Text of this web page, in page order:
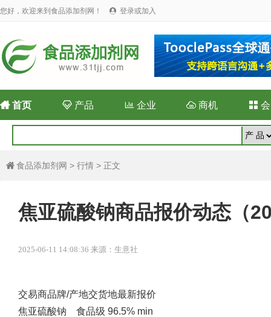
您好，欢迎来到食品添加剂网！  登录或加入
首页 产品 企业  商机 
 食品添加剂网 > 行情 > 正文
焦亚硫酸钠商品报价动态（
2025-06-11 14:08:36 来源：生意社
交易商品牌/产地交货地最新报价
焦亚硫酸钠 食品级 96.5% min